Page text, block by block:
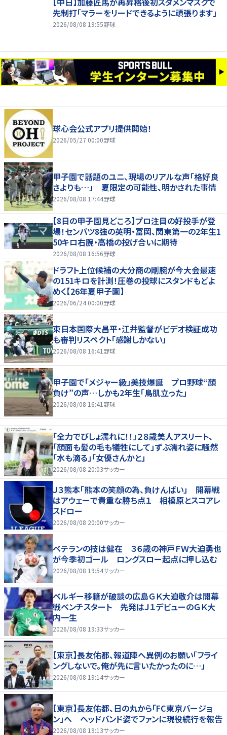
先制打「マラーをリードできるように頑張ります」
2026/08/08 19:55野球
球心会公式アプリ提供開始！
2026/05/27 00:00野球
甲子園で話題のユニ、現場のリアルな声「格好良
さよりも…」 夏限定の可能性、明かされた事情
2026/08/08 17:44野球
【8日の甲子園見どころ】プロ注目の好投手が登
場！センバツ8強の英明・冨岡、関東第一の2年生1
50キロ右腕・高橋の投げ合いに期待
2026/08/08 16:56野球
ドラフト上位候補の大分商の剛腕が今大会最速
の151キロを計測！圧巻の投球にスタンドもどよ
めく【26年夏甲子園】
2026/06/24 00:00野球
東日本国際大昌平・江井監督がビデオ検証成功
も審判リスペクト「感謝しかない」
2026/08/08 16:41 野球
甲子園で「メジャー級」美技爆誕 プロ野球“顔
負け”の声…しかも2年生「鳥肌立った」
2026/08/08 16:41 野球
「全力でびしょ濡れに！！」２８歳美人アスリート、
「顔面も髪の毛も犠牲にして」ずぶ濡れ姿に騒然
「水も滴る」「女優さんかと」
2026/08/08 20:03サッカー
Ｊ３熊本「熊本の笑顔の為、負けんばい」 開幕戦
はアウェーで貴重な勝ち点１ 相模原とスコアレ
スドロー
2026/08/08 20:00サッカー
ベテランの技は健在 ３６歳の神戸ＦＷ大迫勇也
が今季初ゴール ロングスロー起点に押し込む
2026/08/08 19:54サッカー
ベルギー移籍が破談の広島ＧＫ大迫敬介は開幕
戦ベンチスタート 先発はＪ１デビューのＧＫ大
内一生
2026/08/08 19:33サッカー
【東京】長友佑都、報道陣へ異例のお願い「フライ
ングしないで。俺が先に言いたかったのに…」
2026/08/08 19:14サッカー
【東京】長友佑都、日の丸から「FC東京バージョ
ン」へ ヘッドバンド姿でファンに現役続行を報告
2026/08/08 19:13サッカー